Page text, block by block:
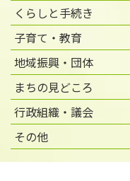
くらしと手続き
子育て・教育
地域振興・団体
まちの見どころ
行政組織・議会
その他